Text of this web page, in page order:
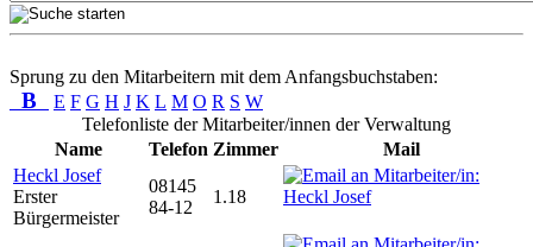
Sprung zu den Mitarbeitern mit dem Anfangsbuchstaben:
B E F G H J K L M O R S W
Telefonliste der Mitarbeiter/innen der Verwaltung
Name
Telefon Zimmer
Mail
Heckl Josef
Erster
Bürgermeister
08145
84-12
1.18